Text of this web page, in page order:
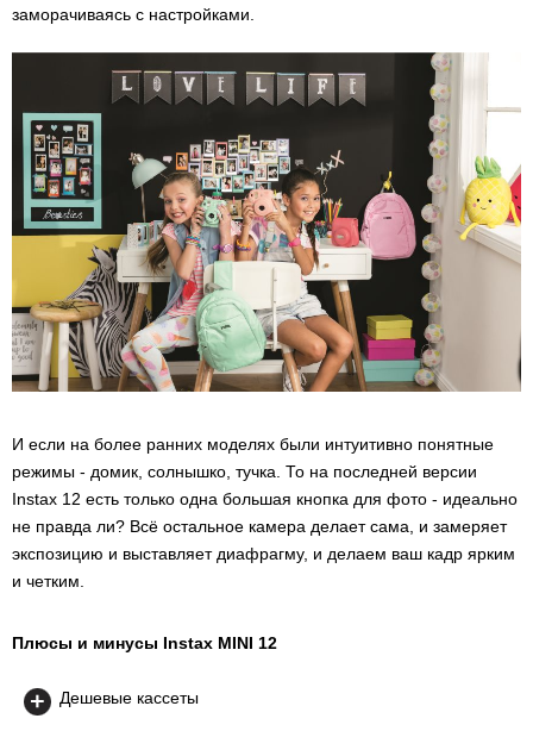
заморачиваясь с настройками.
И если на более ранних моделях были интуитивно понятные
режимы - домик, солнышко, тучка. То на последней версии
Instax 12 есть только одна большая кнопка для фото - идеально
не правда ли? Всё остальное камера делает сама, и замеряет
экспозицию и выставляет диафрагму, и делаем ваш кадр ярким
и четким.
Плюсы и минусы Instax MINI 12
Дешевые кассеты